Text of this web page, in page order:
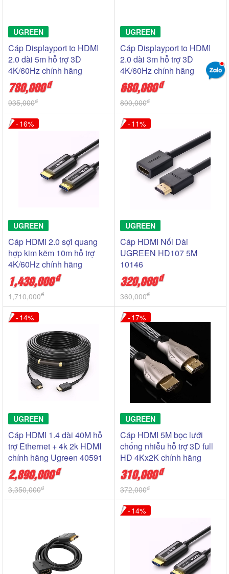
UGREEN
Cáp Displayport to HDMI
2.0 dài 5m hỗ trợ 3D
4K/60Hz chính hãng
Ugreen 40436
780,000đ
935,000đ
UGREEN
Cáp Displayport to HDMI
2.0 dài 3m hỗ trợ 3D
4K/60Hz chính hãng
Ugreen 40435
680,000đ
800,000đ
16
UGREEN
Cáp HDMI 2.0 sợi quang
hợp kim kẽm 10m hỗ trợ
4K/60Hz chính hãng
Ugreen 50717
1,430,000đ
1,710,000đ
11
UGREEN
Cáp HDMI Nối Dài
UGREEN HD107 5M
10146
320,000đ
360,000đ
14
UGREEN
Cáp HDMI 1.4 dài 40M hỗ
trợ Ethernet + 4k 2k HDMI
chính hãng Ugreen 40591
(Chip Khuếch Đại)
2,890,000đ
3,350,000đ
17
UGREEN
Cáp HDMI 5M bọc lưới
chống nhiễu hỗ trợ 3D full
HD 4Kx2K chính hãng
Ugreen 11193
310,000đ
372,000đ
14